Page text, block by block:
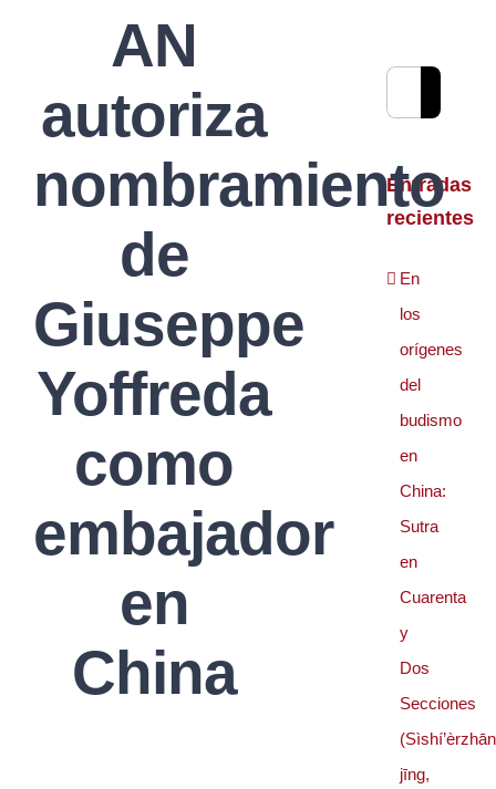
AN
autoriza
nombramiento
de
Giuseppe
Yoffreda
como
embajador
en
China
Entradas
recientes
En
los
orígenes
del
budismo
en
China:
Sutra
en
Cuarenta
y
Dos
Secciones
jīng,